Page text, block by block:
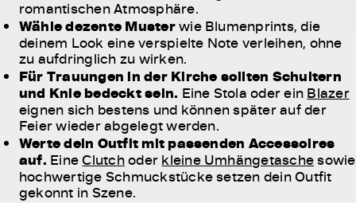
romantischen Atmosphäre.
Wähle dezente Musterwie Blumenprints, die
deinem Look eine verspielte Note verleihen, ohne
zu aufdringlich zu wirken.
Für Trauungen in der Kirche sollten Schultern
und Knie bedeckt sein. Eine Stola oder ein Blazer
eignen sich bestens und können später auf der
Feier wieder abgelegt werden.
Werte dein Outfit mit passenden Accessoires
auf. EineClutchoder kleine Umhängetaschesowie
hochwertige Schmuckstücke setzen dein Outfit
gekonnt in Szene.